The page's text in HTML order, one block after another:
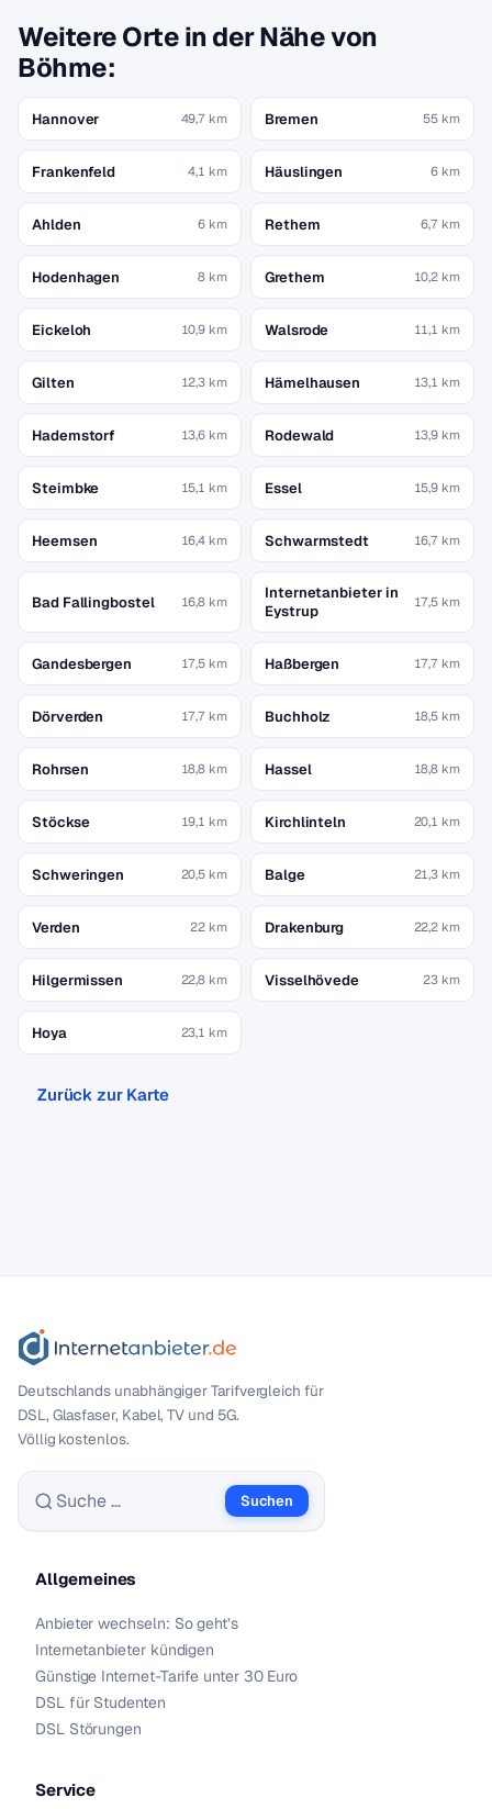
Weitere Orte in der Nähe von
Böhme:
Hannover 49,7 km Bremen 55 km
Frankenfeld 4,1 km Häuslingen 6 km
Ahlden 6 km Rethem 6,7 km
Hodenhagen 8 km Grethem 10,2 km
Eickeloh 10,9 km Walsrode 11,1 km
Gilten 12,3 km Hämelhausen 13,1 km
Hademstorf 13,6 km Rodewald 13,9 km
Steimbke 15,1 km Essel 15,9 km
Heemsen 16,4 km Schwarmstedt 16,7 km
Bad Fallingbostel 16,8 km
Internetanbieter in
Eystrup
17,5 km
Gandesbergen 17,5 km Haßbergen 17,7 km
Dörverden 17,7 km Buchholz 18,5 km
Rohrsen 18,8 km Hassel 18,8 km
Stöckse 19,1 km Kirchlinteln 20,1 km
Schweringen 20,5 km Balge 21,3 km
Verden 22 km Drakenburg 22,2 km
Hilgermissen 22,8 km Visselhövede 23 km
Hoya 23,1 km
Zurück zur Karte
Deutschlands unabhängiger Tarif­vergleich für
DSL, Glasfaser, Kabel, TV und 5G.
Völlig kostenlos.
Suche nach:
Suchen
Allgemeines
Anbieter wechseln: So geht’s
Internetanbieter kündigen
Günstige Internet-Tarife unter 30 Euro
DSL für Studenten
DSL Störungen
Service